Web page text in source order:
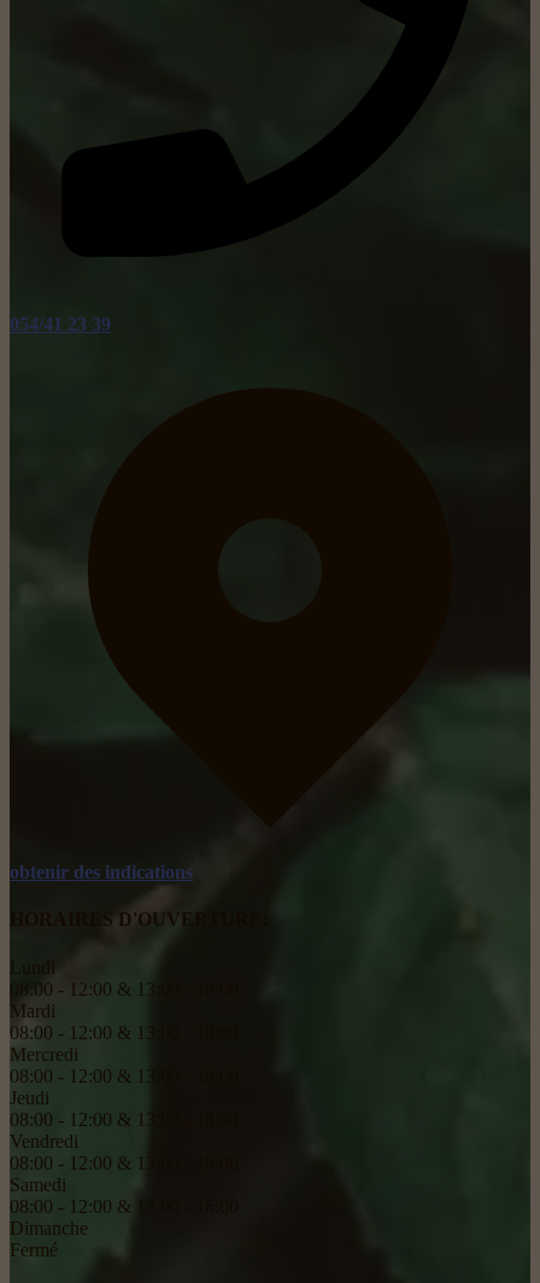
054/41 23 39
obtenir des indications
HORAIRES D'OUVERTURE:
08:00 - 12:00 & 13:00 - 18:00
Mardi
08:00 - 12:00 & 13:00 - 18:00
Mercredi
08:00 - 12:00 & 13:00 - 18:00
Jeudi
08:00 - 12:00 & 13:00 - 18:00
Vendredi
08:00 - 12:00 & 13:00 - 18:00
Samedi
08:00 - 12:00 & 13:00 - 16:00
Dimanche
Fermé